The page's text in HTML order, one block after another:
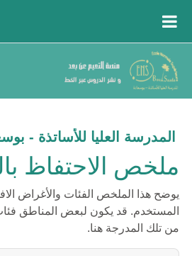
المدرسة العليا للأساتذة -
ملخص الاحتفاظ
يوضح هذا الملخص الفئات والأغراض
المستخدم. قد يكون لبعض المناطق
من تلك المدرجة هنا.